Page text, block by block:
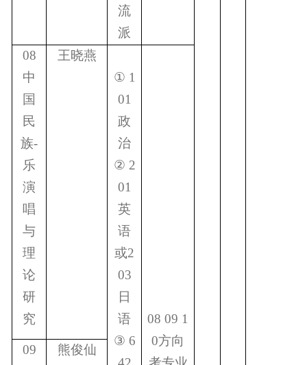
流
派
08
中
国
民
族-
乐
演
唱
与
理
论
研
究
王晓燕
① 1
01
政
治
② 2
01
英
语
或2
03
日
语
③ 6
08 09 1
0方向
09
熊俊仙